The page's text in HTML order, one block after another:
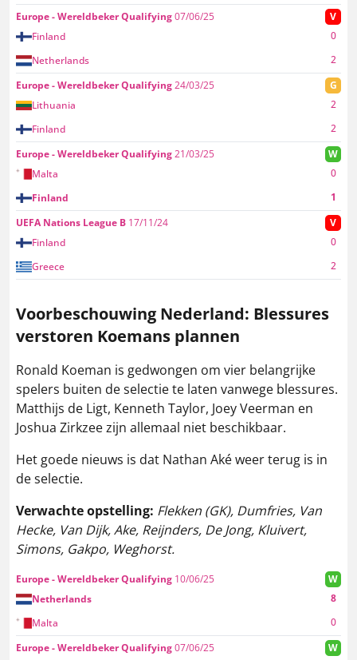
Europe - Wereldbeker Qualifying07/06/25 V
Netherlands 2
Finland 0
Europe - Wereldbeker Qualifying24/03/25
G
Lithuania
2
Finland
2
Europe - Wereldbeker Qualifying21/03/25
W
Malta
0
Finland
1
UEFA Nations League B 17/11/24 V
Greece 2
Finland 0
Voorbeschouwing Nederland: Blessures
verstoren Koemans plannen
Ronald Koeman is gedwongen om vier belangrijke
spelers buiten de selectie te laten vanwege blessures.
Matthijs de Ligt, Kenneth Taylor, Joey Veerman en
Joshua Zirkzee zijn allemaal niet beschikbaar.
Het goede nieuws is dat Nathan Aké weer terug is in
de selectie.
Verwachte opstelling: Flekken (GK), Dumfries, Van
Hecke, Van Dijk, Ake, Reijnders, De Jong, Kluivert,
Simons, Gakpo, Weghorst.
Europe - Wereldbeker Qualifying 10/06/25 W
Malta 0
Netherlands 8
Europe - Wereldbeker Qualifying07/06/25 W